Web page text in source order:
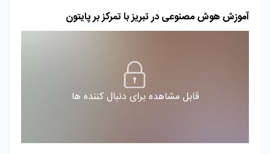
آموزش هوش مصنوعی در تبریز با تمرکز بر پایتون
قابل مشاهده برای دنبال کننده ها